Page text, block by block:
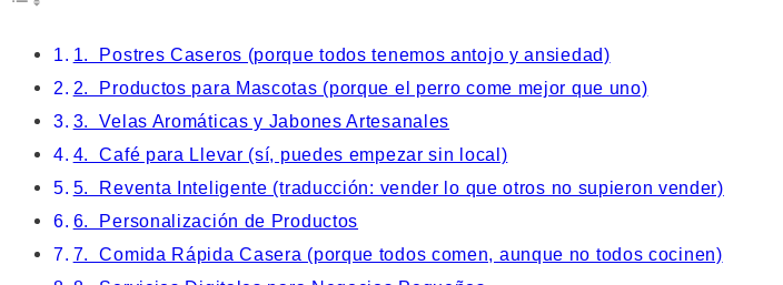
1. Postres Caseros (porque todos tenemos antojo y ansiedad)
2. Productos para Mascotas (porque el perro come mejor que uno)
3. Velas Aromáticas y Jabones Artesanales
4. Café para Llevar (sí, puedes empezar sin local)
5. Reventa Inteligente (traducción: vender lo que otros no supieron vender)
6. Personalización de Productos
7. Comida Rápida Casera (porque todos comen, aunque no todos cocinen)